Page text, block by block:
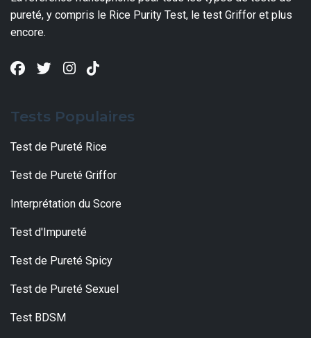
pureté, y compris le Rice Purity Test, le test Griffor et plus
encore.
Tests Populaires
Test de Pureté Rice
Test de Pureté Griffor
Interprétation du Score
Test d'Impureté
Test de Pureté Spicy
Test de Pureté Sexuel
Test BDSM